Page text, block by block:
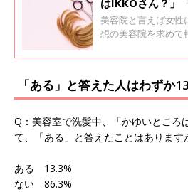
はIKKOさん？」
に着いたら隣が
よ⁉ 美容院でモ
美容院と言えば女性
想の美容院を求めて
ているって信頼の証
う。そのエピソード
のモヤッとエピソー
「ある」と答えた人はわずか
Q：美容室で洗髪中、「かゆいところ
て、「ある」と答えたことはあります
ある 13.3%
ない 86.3%